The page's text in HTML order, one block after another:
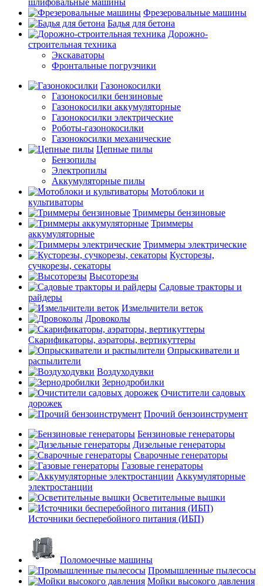
шлифовальные машины
Фрезеровальные машины
Бадья для бетона
Дорожно-
строительная техника
Экскаваторы
Фронтальные погрузчики
Газонокосилки
Газонокосилки бензиновые
Газонокосилки аккумуляторные
Газонокосилки электрические
Роботы-газонокосилки
Газонокосилки механические
Цепные пилы
Бензопилы
Электропилы
Аккумуляторные пилы
Мотоблоки и
культиваторы
Триммеры бензиновые
Триммеры
аккумуляторные
Триммеры электрические
Кусторезы,
сучкорезы, секаторы
Высоторезы
Садовые тракторы и
райдеры
Измельчители веток
Дровоколы
Скарификаторы, аэраторы, вертикуттеры
Опрыскиватели и
распылители
Воздуходувки
Зернодробилки
Очистители садовых
дорожек
Прочий бензоинструмент
Бензиновые генераторы
Дизельные генераторы
Сварочные генераторы
Газовые генераторы
Аккумуляторные
электростанции
Осветительные вышки
Источники бесперебойного питания (ИБП)
Поломоечные машины
Промышленные пылесосы
Мойки высокого давления